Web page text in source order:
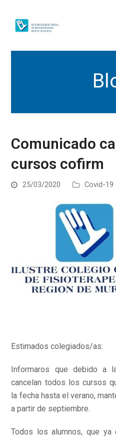
Comunicado
cursos cofirm
25/03/2020 Covid-19
Estimados colegiados/as:
Informaros que debido a
cancelan todos los cursos
la fecha hasta el verano,
a partir de septiembre.
Todos los alumnos, que